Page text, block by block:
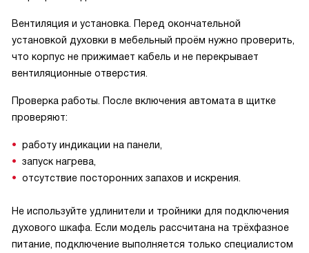
Вентиляция и установка. Перед окончательной
установкой духовки в мебельный проём нужно проверить,
что корпус не прижимает кабель и не перекрывает
вентиляционные отверстия.
Проверка работы. После включения автомата в щитке
проверяют:
работу индикации на панели,
запуск нагрева,
отсутствие посторонних запахов и искрения.
Не используйте удлинители и тройники для подключения
духового шкафа. Если модель рассчитана на трёхфазное
питание, подключение выполняется только специалистом